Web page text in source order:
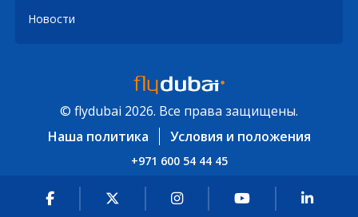
Новости
© flydubai 2026. Все права защищены.
Наша политика
Условия и положения
+971 600 54 44 45